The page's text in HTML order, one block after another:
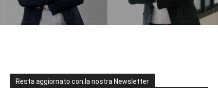
Resta aggiornato con la nostra Newsletter